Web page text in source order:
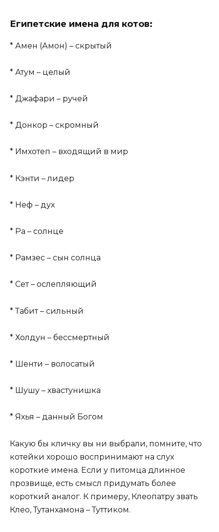
Египетские имена для котов:
* Амен (Амон) – скрытый
* Атум – целый
* Джафари – ручей
* Донкор – скромный
* Имхотеп – входящий в мир
* Кэнти – лидер
* Неф – дух
* Ра – солнце
* Рамзес – сын солнца
* Сет – ослепляющий
* Табит – сильный
* Холдун – бессмертный
* Шенти – волосатый
* Шушу – хвастунишка
* Яхья – данный Богом
Какую бы кличку вы ни выбрали, помните, что
котейки хорошо воспринимают на слух
короткие имена. Если у питомца длинное
прозвище, есть смысл придумать более
короткий аналог. К примеру, Клеопатру звать
Клео, Тутанхамона – Туттиком.